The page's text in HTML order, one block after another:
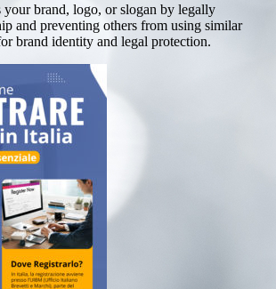
your brand, logo, or slogan by legally
and preventing others from using similar
brand identity and legal protection.